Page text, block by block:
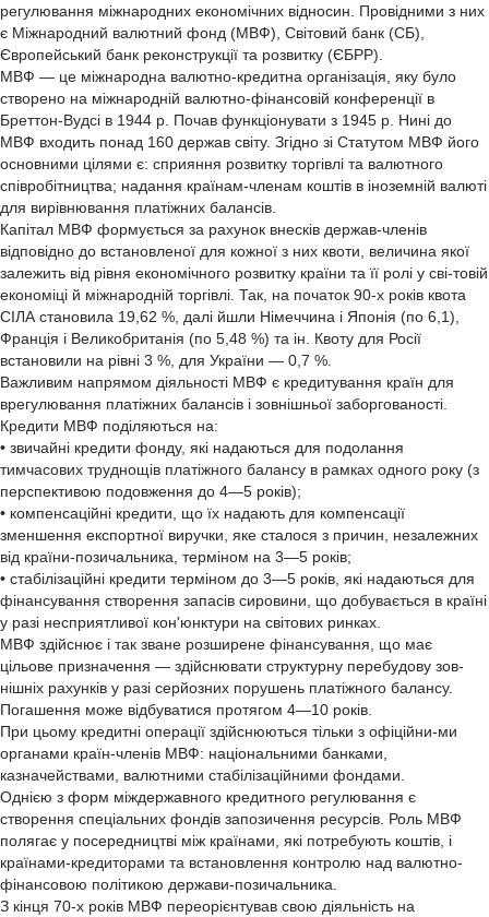
регулювання міжнародних економічних відносин. Провідними з них
є Міжнародний валютний фонд (МВФ), Світовий банк (СБ),
Європейський банк реконструкції та розвитку (ЄБРР).
МВФ — це міжнародна валютно-кредитна організація, яку було
створено на міжнародній валютно-фінансовій конференції в
Бреттон-Вудсі в 1944 р. Почав функціонувати з 1945 р. Нині до
МВФ входить понад 160 держав світу. Згідно зі Статутом МВФ його
основними цілями є: сприяння розвитку торгівлі та валютного
співробітництва; надання країнам-членам коштів в іноземній валюті
для вирівнювання платіжних балансів.
Капітал МВФ формується за рахунок внесків держав-членів
відповідно до встановленої для кожної з них квоти, величина якої
залежить від рівня економічного розвитку країни та її ролі у сві-товій
економіці й міжнародній торгівлі. Так, на початок 90-х років квота
СІЛА становила 19,62 %, далі йшли Німеччина і Японія (по 6,1),
Франція і Великобританія (по 5,48 %) та ін. Квоту для Росії
встановили на рівні 3 %, для України — 0,7 %.
Важливим напрямом діяльності МВФ є кредитування країн для
врегулювання платіжних балансів і зовнішньої заборгованості.
Кредити МВФ поділяються на:
• звичайні кредити фонду, які надаються для подолання
тимчасових труднощів платіжного балансу в рамках одного року (з
перспективою подовження до 4—5 років);
• компенсаційні кредити, що їх надають для компенсації
зменшення експортної виручки, яке сталося з причин, незалежних
від країни-позичальника, терміном на 3—5 років;
• стабілізаційні кредити терміном до 3—5 років, які надаються для
фінансування створення запасів сировини, що добувається в країні
у разі несприятливої кон'юнктури на світових ринках.
МВФ здійснює і так зване розширене фінансування, що має
цільове призначення — здійснювати структурну перебудову зов-
нішніх рахунків у разі серйозних порушень платіжного балансу.
Погашення може відбуватися протягом 4—10 років.
При цьому кредитні операції здійснюються тільки з офіційни-ми
органами країн-членів МВФ: національними банками,
казначействами, валютними стабілізаційними фондами.
Однією з форм міждержавного кредитного регулювання є
створення спеціальних фондів запозичення ресурсів. Роль МВФ
полягає у посередництві між країнами, які потребують коштів, і
країнами-кредиторами та встановлення контролю над валютно-
фінансовою політикою держави-позичальника.
З кінця 70-х років МВФ переорієнтував свою діяльність на